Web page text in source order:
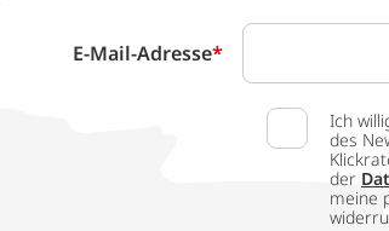
E-Mail-Adresse*
Ich
des
der
meine